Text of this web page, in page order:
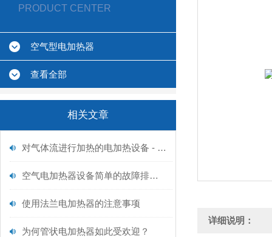
PRODUCT CENTER
空气型电加热器
查看全部
相关文章
对气体流进行加热的电加热设备 - 空气型电加热器维护规范
空气电加热器设备简单的故障排除方法
使用法兰电加热器的注意事项
为何管状电加热器如此受欢迎？
详细说明：